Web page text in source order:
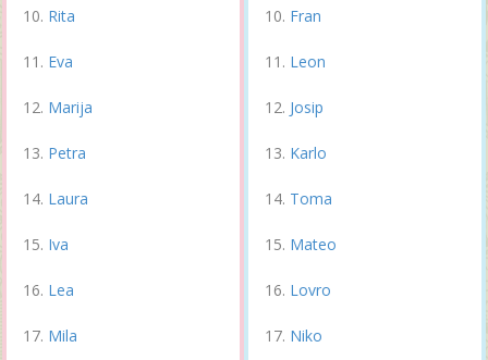
Rita
Eva
Marija
Petra
Laura
Iva
Lea
Mila
Fran
Leon
Josip
Karlo
Toma
Mateo
Lovro
Niko